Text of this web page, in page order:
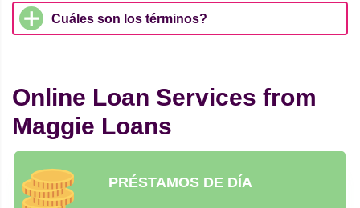
Cuáles son los términos?
Online Loan Services from
Maggie Loans
PRÉSTAMOS DE DÍA